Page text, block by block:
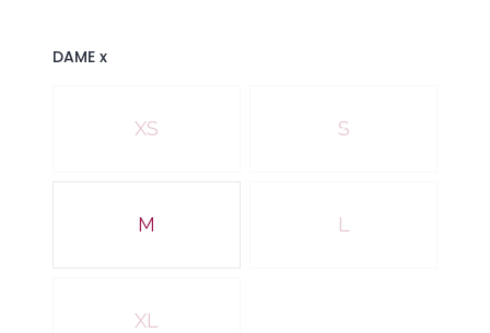
DAME x
XS S
M L
XL